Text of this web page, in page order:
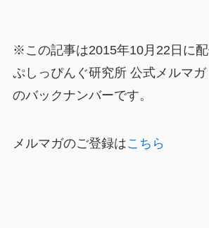
※この記事は2015年10月22日に
ぷしっぴんぐ研究所 公式メルマガ
のバックナンバーです。
メルマガのご登録はこちら